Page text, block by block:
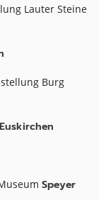
Lauter Steine
Burg
Euskirchen
Speyer